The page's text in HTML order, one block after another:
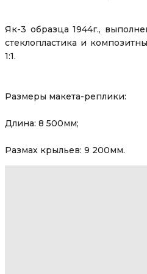
Як-3 образца 1944г.,
стеклопластика и
1:1.
Размеры макета-реплики:
Длина: 8 500мм;
Размах крыльев: 9 200мм.